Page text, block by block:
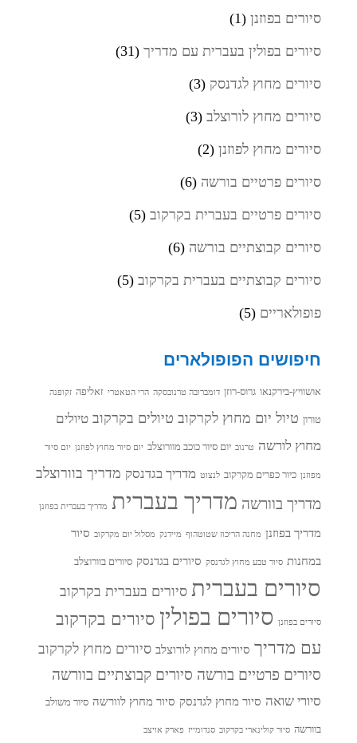
סיורים בפוזנן (1)
סיורים בפולין בעברית עם מדריך (31)
סיורים מחוץ לגדנסק (3)
סיורים מחוץ לורוצלב (3)
סיורים מחוץ לפוזנן (2)
סיורים פרטיים בורשה (6)
סיורים פרטיים בעברית בקרקוב (5)
סיורים קבוצתיים בורשה (6)
סיורים קבוצתיים בעברית בקרקוב (5)
פופולאריים (5)
חיפושים הפופולארים
אושוויץ-בירקנאו גרוס-רוזן דומברובה טרנובסקה הרי הטאטרי זאליפה זקופנה
טורון טיול יום מחוץ לקרקוב טיולים בקרקוב טיולים
מחוץ לורשה
טרנוב יום סיור כוכב מוורוצלב יום סיור מחוץ לפוזנן יום סיור
מפוזנן כיור כפרים מקרקוב לנצוט מדריך בגדנסק מדריך בוורוצלב
מדריך בוורשה מדריך בעברית מדריך בעברית בפוזנן
מדריך בפוזנן מחנה הריכוז שטוטהוף מיידנק מסלול יום מקרקוב סיור
במחנות סיור טבע מחוץ לגדנסק סיורים בגדנסק סיורים בוורוצלב
סיורים בעברית סיורים בעברית בקרקוב
סיורים בפוזנן סיורים בפולין סיורים בקרקוב
עם מדריך סיורים מחוץ לורוצלב סיורים מחוץ לקרקוב
סיורים פרטיים בורשה סיורים קבוצתיים בוורשה
סיורי שואה סיור מחוץ לגדנסק סיור מחוץ לוורשה סיור משולב
בוורשה סיור קולינארי בקרקוב סנדומייז פארק אויצב